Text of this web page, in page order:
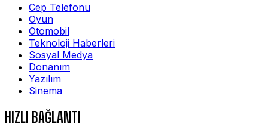
Cep Telefonu
Oyun
Otomobil
Teknoloji Haberleri
Sosyal Medya
Donanım
Yazılım
Sinema
HIZLI BAĞLANTI